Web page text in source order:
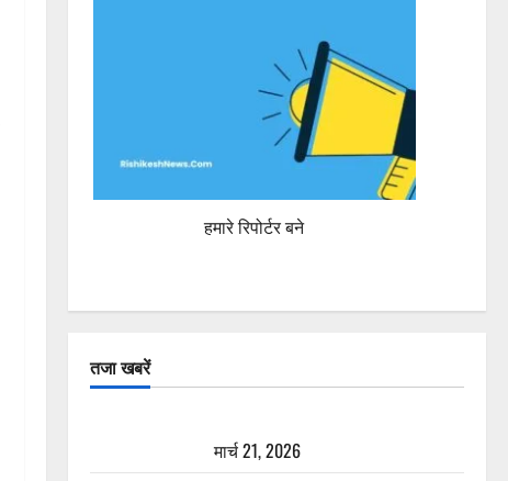
हमारे रिपोर्टर बने
तजा खबरें
मार्च 21, 2026